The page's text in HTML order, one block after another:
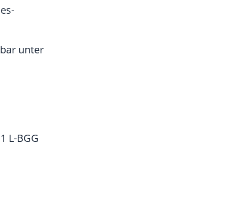
unter
L-BGG